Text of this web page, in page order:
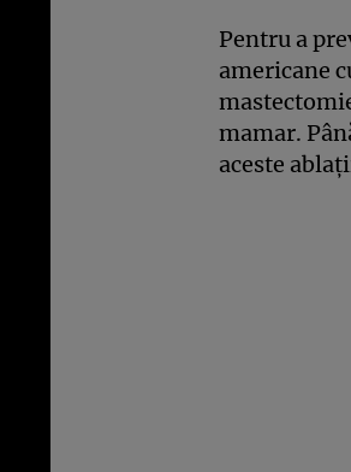
Pentru a
americane
mamar.
aceste